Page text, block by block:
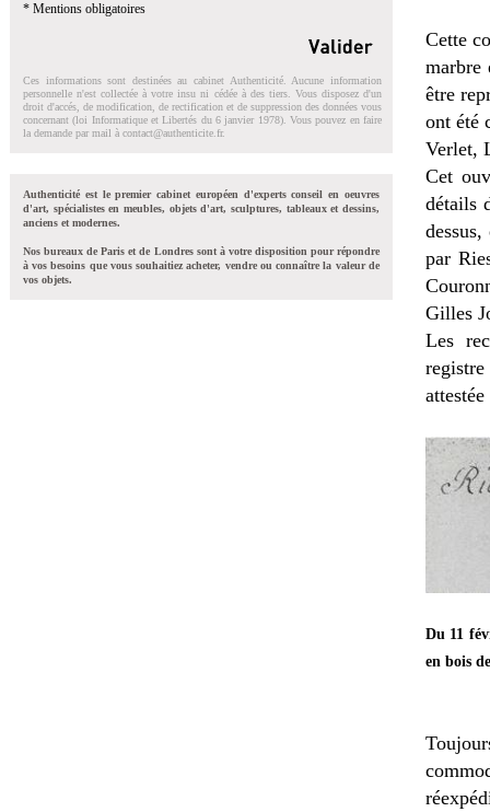
* Mentions obligatoires
Ces informations sont destinées au cabinet Authenticité. Aucune information
personnelle n'est collectée à votre insu ni cédée à des tiers. Vous disposez d'un
droit d'accés, de modification, de rectification et de suppression des données vous
concernant (loi Informatique et Libertés du 6 janvier 1978). Vous pouvez en faire
la demande par mail à contact@authenticite.fr.
Authenticité est le premier cabinet européen d'experts conseil en oeuvres
d'art, spécialistes en meubles, objets d'art, sculptures, tableaux et dessins,
anciens et modernes.
Nos bureaux de Paris et de Londres sont à votre disposition pour répondre
à vos besoins que vous souhaitiez acheter, vendre ou connaître la valeur de
vos objets.
Cette
marbre
être
ont été
Verlet,
Cet
détails
par
Gilles
Les
Du 11
en bois